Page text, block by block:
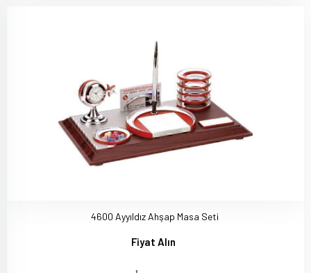
4600 Ayyıldız Ahşap Masa Seti
Fiyat Alın